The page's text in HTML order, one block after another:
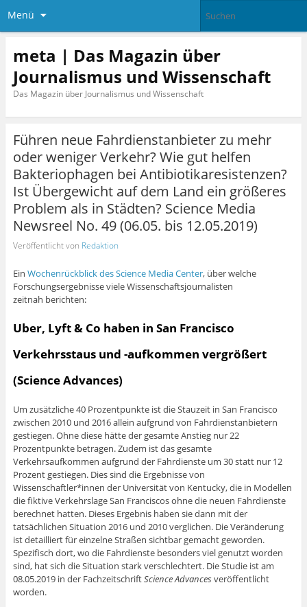
Menü
meta | Das Magazin über
Journalismus und Wissenschaft
Das Magazin über Journalismus und Wissenschaft
Führen neue Fahrdienstanbieter zu mehr
oder weniger Verkehr? Wie gut helfen
Bakteriophagen bei Antibiotikaresistenzen?
Ist Übergewicht auf dem Land ein größeres
Problem als in Städten? Science Media
Newsreel No. 49 (06.05. bis 12.05.2019)
Veröffentlicht von Redaktion
Ein Wochenrückblick des Science Media Center, über welche
Forschungsergebnisse viele Wissenschaftsjournalisten
zeitnah berichten:
Uber, Lyft & Co haben in San Francisco
Verkehrsstaus und -aufkommen vergrößert
(Science Advances)
Um zusätzliche 40 Prozentpunkte ist die Stauzeit in San Francisco
zwischen 2010 und 2016 allein aufgrund von Fahrdienstanbietern
gestiegen. Ohne diese hätte der gesamte Anstieg nur 22
Prozentpunkte betragen. Zudem ist das gesamte
Verkehrsaufkommen aufgrund der Fahrdienste um 30 statt nur 12
Prozent gestiegen. Dies sind die Ergebnisse von
Wissenschaftler*innen der Universität von Kentucky, die in Modellen
die fiktive Verkehrslage San Franciscos ohne die neuen Fahrdienste
berechnet hatten. Dieses Ergebnis haben sie dann mit der
tatsächlichen Situation 2016 und 2010 verglichen. Die Veränderung
ist detailliert für einzelne Straßen sichtbar gemacht geworden.
Spezifisch dort, wo die Fahrdienste besonders viel genutzt worden
sind, hat sich die Situation stark verschlechtert. Die Studie ist am
08.05.2019 in der FachzeitschriftScience Advancesveröffentlicht
worden.